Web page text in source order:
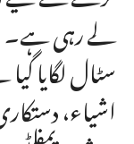
لے رہی ہے۔
سٹال لگایا
اشیاء،